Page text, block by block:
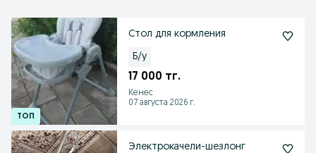
Стол для кормления
Б/у
17 000 тг.
Кенес
07 августа 2026 г.
Электрокачели-шезлонг